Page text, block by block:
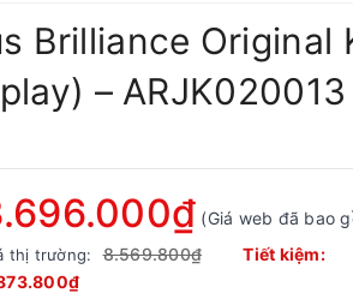
Brilliance Original
– ARJK020013
(Giá web đã bao
thị trường: 8.569.800₫
Tiết kiệm: